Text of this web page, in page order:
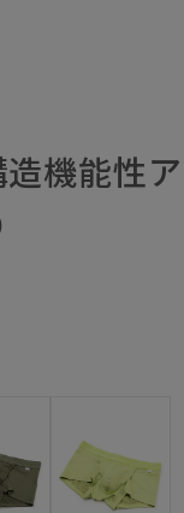
機能性